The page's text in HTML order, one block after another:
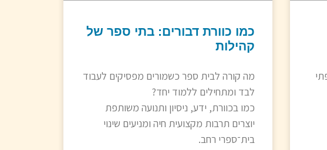
כמו כוורת דבורים: בתי ספר של
קהילות
מה קורה לבית ספר כשמורים מפסיקים לעבוד
לבד ומתחילים ללמוד יחד?
כמו בכוורת, ידע, ניסיון ותנועה משותפת
יוצרים תרבות מקצועית חיה ומניעים שינוי
בית־ספרי רחב.